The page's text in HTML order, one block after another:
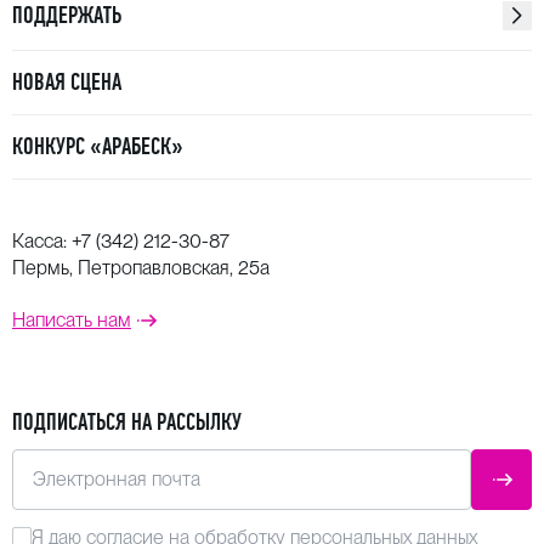
ПОДДЕРЖАТЬ
НОВАЯ СЦЕНА
КОНКУРС «АРАБЕСК»
Касса: +7 (342) 212-30-87
Пермь, Петропавловская, 25а
Написать нам
ПОДПИСАТЬСЯ НА РАССЫЛКУ
Электронная почта
Я даю согласие на обработку персональных данных